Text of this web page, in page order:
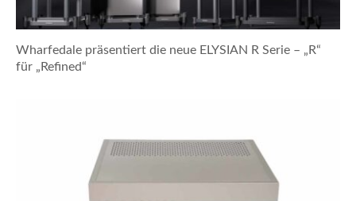
Wharfedale präsentiert die neue ELYSIAN R Serie – „R“
für „Refined“